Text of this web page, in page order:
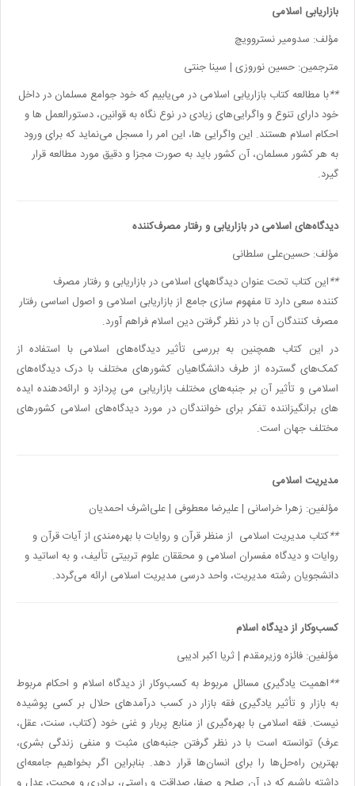
بازاریابی اسلامی
مؤلف: سدومیر نستروویچ
مترجمین: حسین نوروزی | سینا جنتی
با مطالعه کتاب بازاریابی اسلامی در می‌یابیم که خود جوامع مسلمان در داخل
خود دارای تنوع و واگرایی‌های زیادی در نوع نگاه به قوانین، دستورالعمل ها و
احکام اسلام هستند. این واگرایی ها، این امر را مسجل می‌نماید که برای ورود
به هر کشور مسلمان، آن کشور باید به صورت مجزا و دقیق مورد مطالعه قرار
گیرد.
دیدگاه‌های اسلامی در بازاریابی و رفتار مصرف‌کننده
مؤلف: حسین‌علی سلطانی
این کتاب تحت عنوان دیدگاههای اسلامی در بازاریابی و رفتار مصرف
کننده سعی دارد تا مفهوم سازی جامع از بازاریابی اسلامی و اصول اساسی رفتار
مصرف کنندگان آن با در نظر گرفتن دین اسلام فراهم آورد.
در این کتاب همچنین به بررسی تأثیر دیدگاه‌های اسلامی با استفاده از
کمک‌های گسترده‌ از طرف دانشگاهیان کشورهای مختلف با درک دیدگاه‌های
اسلامی و تأثیر آن بر جنبه‌های مختلف بازاریابی می پردازد و ارائه‌دهنده ایده
های برانگیزاننده تفکر برای خوانندگان در مورد دیدگاه‌های اسلامی کشورهای
مختلف جهان است.
مدیریت اسلامی
مؤلفین: زهرا خراسانی | علیرضا معطوفی | علی‌اشرف احمدیان
کتاب مدیریت اسلامی از منظر قرآن و روایات با بهره‌مندی از آیات قرآن و
روایات و دیدگاه مفسران اسلامی و محققان علوم تربیتی تألیف، و به اساتید و
دانشجویان رشته مدیریت، واحد درسی مدیریت اسلامی ارائه می‌گردد.
کسب‌وکار از دیدگاه اسلام
مؤلفین: فائزه وزیرمقدم | ثریا اکبر ادیبی
اهمیت یادگیری مسائل مربوط به کسب‌وکار از دیدگاه اسلام و احکام مربوط
به بازار و تأثیر یادگیری فقه بازار در کسب درآمدهای حلال بر کسی پوشیده
نیست. فقه اسلامی با بهره‌گیری از منابع پربار و غنی خود (کتاب، سنت، عقل،
عرف) توانسته است با در نظر گرفتن جنبه‌های مثبت و منفی زندگی بشری،
بهترین راه‌حل‌ها را برای انسان‌ها قرار دهد. بنابراین اگر بخواهیم جامعه‌ای